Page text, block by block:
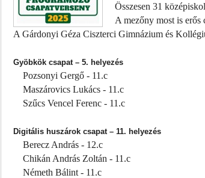
Összesen 31
A mezőny most is erős
A Gárdonyi Géza Ciszterci Gimnázium és
Gyöbkök csapat – 5. helyezés
Pozsonyi Gergő - 11.c
Maszárovics Lukács - 11.c
Szűcs Vencel Ferenc - 11.c
Digitális huszárok csapat – 11. helyezés
Berecz András - 12.c
Chikán András Zoltán - 11.c
Németh Bálint - 11.c